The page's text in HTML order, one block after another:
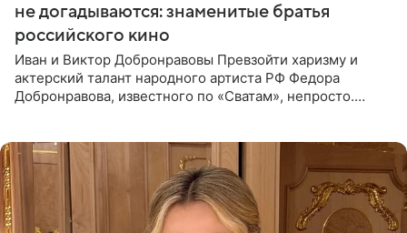
не догадываются: знаменитые братья
российского кино
Иван и Виктор Добронравовы Превзойти харизму и
актерский талант народного артиста РФ Федора
Добронравова, известного по «Сватам», непросто.